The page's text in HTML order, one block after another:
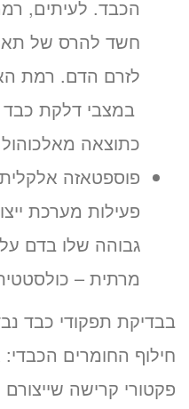
הכבד. לעיתים,
חשד להרס של
לזרם הדם. רמת
במצבי דלקת כבד
כתוצאה מאלכוהול
פוספטאזה
פעילות מערכת
גבוהה שלו בדם
מרתית –
בבדיקת תפקודי כבד
חילוף החומרים הכבדי:
פקטורי קרישה